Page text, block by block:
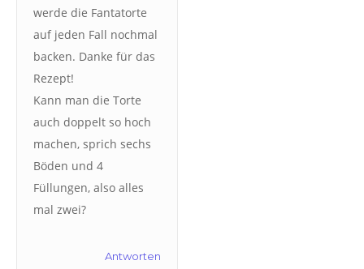
werde die Fantatorte
auf jeden Fall nochmal
backen. Danke für das
Rezept!
Kann man die Torte
auch doppelt so hoch
machen, sprich sechs
Böden und 4
Füllungen, also alles
mal zwei?
Antworten